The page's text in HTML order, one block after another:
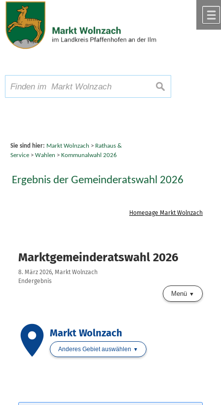
Zum Inhalt,zur Navigation
Schriftgröße A A A suchen
Sie sind hier: Markt Wolnzach > Rathaus &
Service> Wahlen > Kommunalwahl 2026
Ergebnis der Gemeinderatswahl 2026